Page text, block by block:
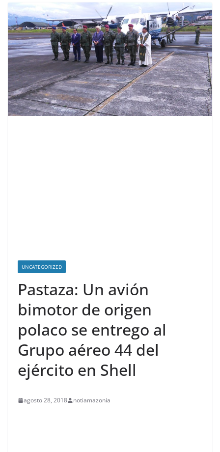
UNCATEGORIZED
Pastaza: Un avión
bimotor de origen
polaco se entrego al
Grupo aéreo 44 del
ejército en Shell
agosto 28, 2018 notiamazonia